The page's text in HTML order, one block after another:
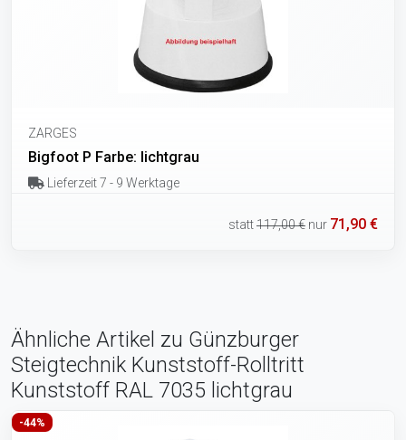
ZARGES
Bigfoot P Farbe: lichtgrau
Lieferzeit 7 - 9 Werktage
statt117,00 € nur 71,90 €
Ähnliche Artikel zu Günzburger
Steigtechnik Kunststoff-Rolltritt
Kunststoff RAL 7035 lichtgrau
-44%